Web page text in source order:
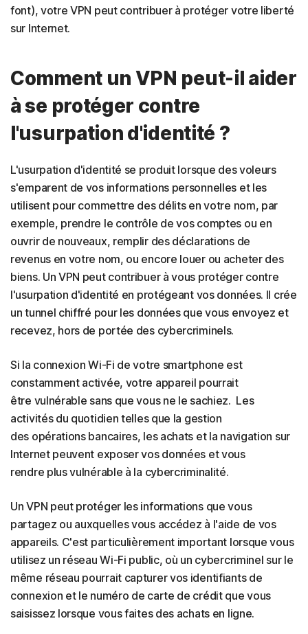
font), votre VPN peut contribuer à protéger votre liberté
sur Internet.
Comment un VPN peut-il aider
à se protéger contre
l'usurpation d'identité ?
L'usurpation d'identité se produit lorsque des voleurs
s'emparent de vos informations personnelles et les
utilisent pour commettre des délits en votre nom, par
exemple, prendre le contrôle de vos comptes ou en
ouvrir de nouveaux, remplir des déclarations de
revenus en votre nom, ou encore louer ou acheter des
biens. Un VPN peut contribuer à vous protéger contre
l'usurpation d'identité en protégeant vos données. Il crée
un tunnel chiffré pour les données que vous envoyez et
recevez, hors de portée des cybercriminels.
Si la connexion Wi-Fi de votre smartphone est
constamment activée, votre appareil pourrait
être vulnérable sans que vous ne le sachiez. Les
activités du quotidien telles que la gestion
des opérations bancaires, les achats et la navigation sur
Internet peuvent exposer vos données et vous
rendre plus vulnérable à la cybercriminalité.
Un VPN peut protéger les informations que vous
partagez ou auxquelles vous accédez à l'aide de vos
appareils. C'est particulièrement important lorsque vous
utilisez un réseau Wi-Fi public, où un cybercriminel sur le
même réseau pourrait capturer vos identifiants de
connexion et le numéro de carte de crédit que vous
saisissez lorsque vous faites des achats en ligne.